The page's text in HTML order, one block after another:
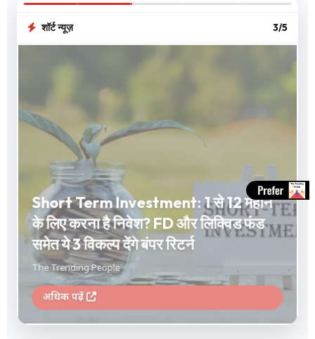
शॉर्ट न्यूज़ 3/5
Short Term Investment: 1 से 12 महीने
के लिए करना है निवेश? FD और लिक्विड फंड
समेत ये 3 विकल्प देंगे बंपर रिटर्न
The Trending People
अधिक पढ़ें